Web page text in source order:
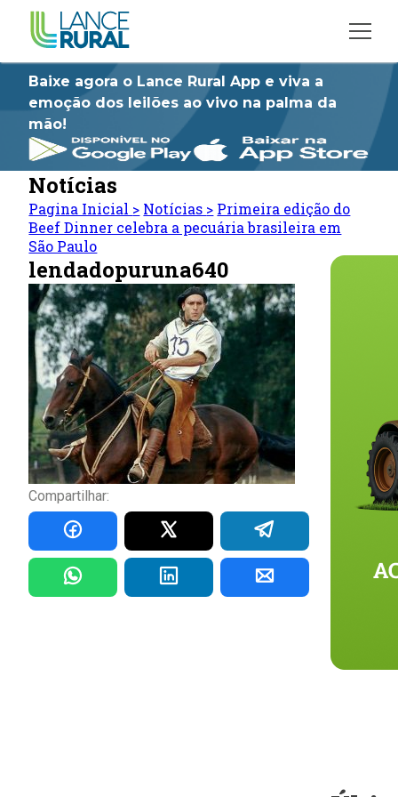
Baixe agora o Lance Rural App e viva a
emoção dos leilões ao vivo na palma da
mão!
Notícias
Pagina Inicial > Notícias > Primeira edição do
Beef Dinner celebra a pecuária brasileira em
São Paulo
lendadopuruna640
Compartilhar: